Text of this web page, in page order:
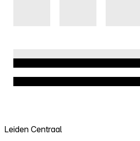
Leiden Centraal